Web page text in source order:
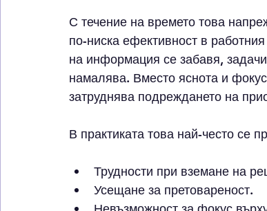
С течение на времето това
по-ниска ефективност в
на информация се забавя,
намалява. Вместо яснота и
затруднява подреждането на
В практиката това най-често се
Трудности при вземане на
Усещане за претовареност.